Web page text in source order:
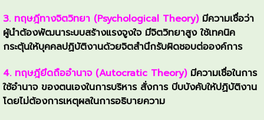
3. ทฤษฎีทางจิตวิทยา (Psychological Theory)มีความเชื่อว่า
ผู้นำต้องพัฒนาระบบสร้างแรงจูงใจ มีจิตวิทยาสูง ใช้เทคนิค
กระตุ้นให้บุคคลปฏิบัติงานด้วยจิตสำนึกรับผิดชอบต่อองค์การ
4. ทฤษฎียึดถืออำนาจ (Autocratic Theory)มีความเชื่อในการ
ใช้อำนาจ ของตนเองในการบริหาร สั่งการ บีบบังคับให้ปฏิบัติงาน
โดยไม่ต้องการเหตุผลในการอธิบายความ